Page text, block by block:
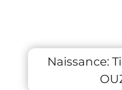
Naissance: